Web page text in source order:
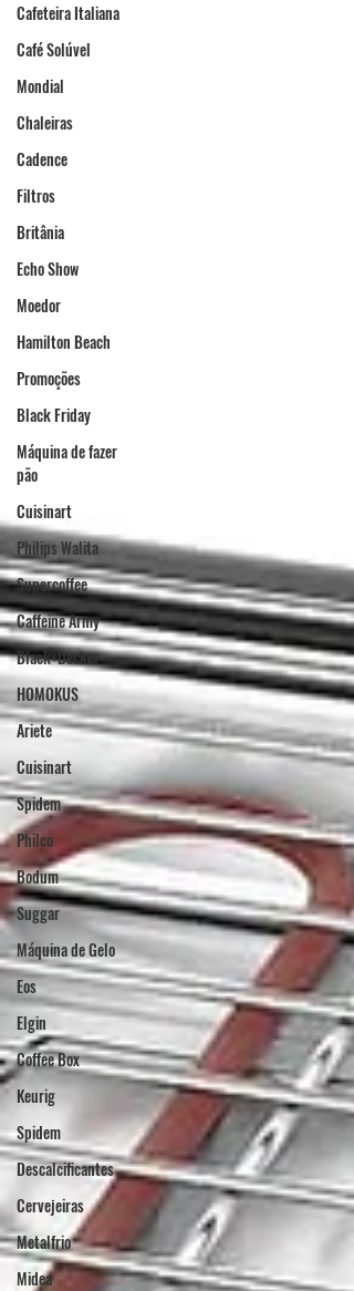
Cafeteira Italiana
Café Solúvel
Mondial
Chaleiras
Cadence
Filtros
Britânia
Echo Show
Moedor
Hamilton Beach
Promoções
Black Friday
Máquina de fazer
pão
Cuisinart
Philips Walita
Supercoffee
Caffeine Army
Black+Decker
HOMOKUS
Ariete
Cuisinart
Spidem
Philco
Bodum
Suggar
Máquina de Gelo
Eos
Elgin
Coffee Box
Keurig
Spidem
Descalcificantes
Cervejeiras
Metalfrio
Midea